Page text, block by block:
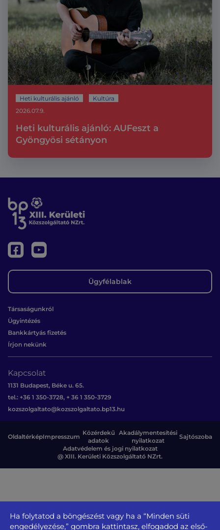
Heti kulturális ajánló Kultúra
Heti kulturális ajánló: AUFeszt a
Gyöngyösi sétányon
2026.07.9.
Ügyfélablak
Társaságunkról
Ügyintézés
Bankkártyás fizetés
Írjon nekünk
Kapcsolat
1131 Budapest, Béke u. 65.
tel.: +36 1 350-3728, + 36 1 350-3729
kozszolgaltato@kozszolgaltato.bp13.hu
Adatvédelem és jogi nyilatkozat
@ XIII. Kerületi Közszolgáltató NZrt.
OldaltérképImpresszum
Közérdekű
adatok
Akadálymentesítési
nyilatkozat
Sajtószoba
Ha folytatod a böngészést vagy ha a “Minden süti
engedélyezése,” gombra kattintasz, elfogadod az első-